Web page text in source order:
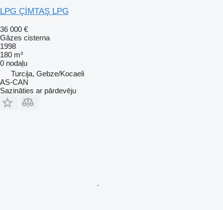
LPG ÇİMTAŞ LPG
36 000 €
Gāzes cisterna
1998
180 m³
0 nodaļu
Turcija, Gebze/Kocaeli
AS-CAN
Sazināties ar pārdevēju